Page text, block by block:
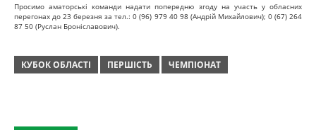
Просимо аматорські команди надати попередню згоду на участь у обласних
перегонах до 23 березня за тел.: 0 (96) 979 40 98 (Андрій Михайлович); 0 (67) 264
87 50 (Руслан Броніславович).
КУБОК ОБЛАСТІ ПЕРШІСТЬ ЧЕМПІОНАТ